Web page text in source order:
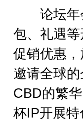
论坛年会
包、礼遇
促销优惠，
邀请全球
CBD的繁
杯IP开展